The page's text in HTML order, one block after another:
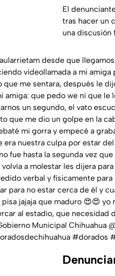
El
tras hacer un
una discusión
desde que
videollamada a mi
que me sentara, después le
amiga: que pedo we ni que le
un segundo, el vato
que me dio un golpe en la
mi gorra y empecé a
era nuestra culpa por estar
fue hasta la segunda vez
volvía a molestar les dijera
verbal y físicamente
para no estar cerca de él y
pisa jajaja que maduro 😍😍
al estadio, que necesidad
Municipal Chihuahua
#dorados